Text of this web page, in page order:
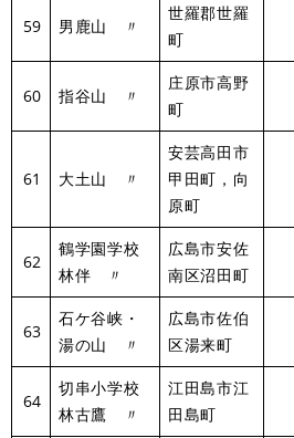
59 男鹿山 〃
世羅郡世羅
町
60 指谷山 〃
庄原市高野
町
61 大土山 〃
安芸高田市
甲田町，向
原町
62
鶴学園学校
林伴 〃
広島市安佐
南区沼田町
63
石ケ谷峡・
湯の山 〃
広島市佐伯
区湯来町
64
切串小学校
林古鷹 〃
江田島市江
田島町